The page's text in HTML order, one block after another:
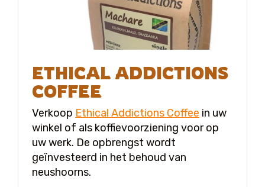
ETHICAL ADDICTIONS
COFFEE
Verkoop Ethical Addictions Coffee in uw
winkel of als koffievoorziening voor op
uw werk. De opbrengst wordt
geïnvesteerd in het behoud van
neushoorns.